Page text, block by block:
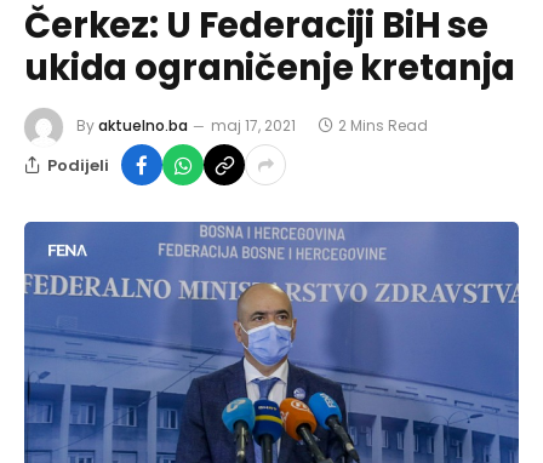
Čerkez: U Federaciji BiH se
ukida ograničenje kretanja
Byaktuelno.ba maj 17, 2021 2 Mins Read
Podijeli